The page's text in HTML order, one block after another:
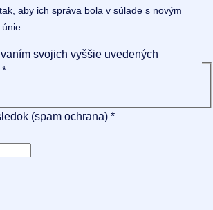
aby ich správa bola v súlade s novým
svojich vyššie uvedených
*
(spam ochrana) *